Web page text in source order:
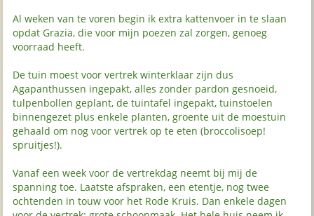
Al weken van te voren begin ik extra kattenvoer in te slaan
opdat Grazia, die voor mijn poezen zal zorgen, genoeg
voorraad heeft.
De tuin moest voor vertrek winterklaar zijn dus
Agapanthussen ingepakt, alles zonder pardon gesnoeid,
tulpenbollen geplant, de tuintafel ingepakt, tuinstoelen
binnengezet plus enkele planten, groente uit de moestuin
gehaald om nog voor vertrek op te eten (broccolisoep!
spruitjes!).
Vanaf een week voor de vertrekdag neemt bij mij de
spanning toe. Laatste afspraken, een etentje, nog twee
ochtenden in touw voor het Rode Kruis. Dan enkele dagen